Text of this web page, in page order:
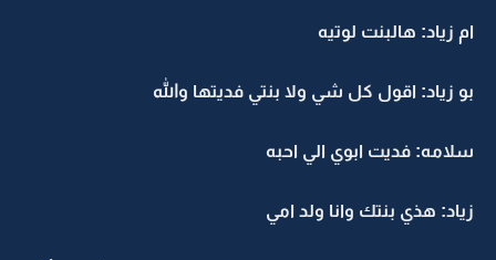
ام زياد: هالبنت لوتيه
بو زياد: اقول كل شي ولا بنتي فديتها والله
سلامه: فديت ابوي الي احبه
زياد: هذي بنتك وانا ولد امي